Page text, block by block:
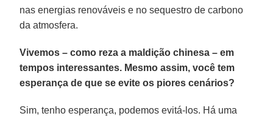
nas energias renováveis e no sequestro de carbono
da atmosfera.
Vivemos – como reza a maldição chinesa – em
tempos interessantes. Mesmo assim, você tem
esperança de que se evite os piores cenários?
Sim, tenho esperança, podemos evitá-los. Há uma